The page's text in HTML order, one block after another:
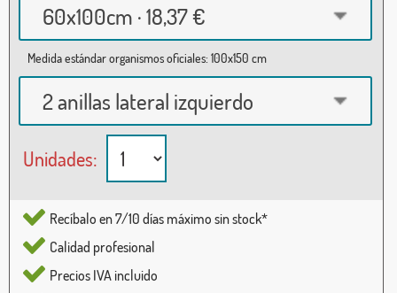
60x100cm · 18,37 €
Medida estándar organismos oficiales: 100x150 cm
2 anillas lateral izquierdo
Unidades:
Recíbalo en 7/10 días máximo sin stock*
Calidad profesional
Precios IVA incluido